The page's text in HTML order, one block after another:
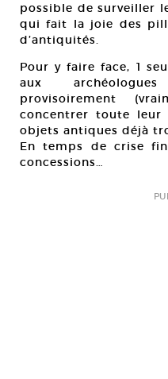
possible de surveiller
qui fait la joie des
d’antiquités.
Pour y faire face, 1
aux
provisoirement
concentrer toute leur
objets antiques déjà
En temps de crise
concessions…